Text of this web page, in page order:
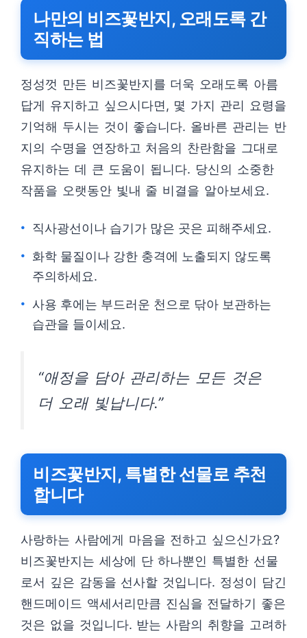
나만의 비즈꽃반지, 오래도록 간
직하는 법
정성껏 만든 비즈꽃반지를 더욱 오래도록 아름
답게 유지하고 싶으시다면, 몇 가지 관리 요령을
기억해 두시는 것이 좋습니다. 올바른 관리는 반
지의 수명을 연장하고 처음의 찬란함을 그대로
유지하는 데 큰 도움이 됩니다. 당신의 소중한
작품을 오랫동안 빛내 줄 비결을 알아보세요.
직사광선이나 습기가 많은 곳은 피해주세요.
화학 물질이나 강한 충격에 노출되지 않도록
주의하세요.
사용 후에는 부드러운 천으로 닦아 보관하는
습관을 들이세요.
“애정을 담아 관리하는 모든 것은
더 오래 빛납니다.”
비즈꽃반지, 특별한 선물로 추천
합니다
사랑하는 사람에게 마음을 전하고 싶으신가요?
비즈꽃반지는 세상에 단 하나뿐인 특별한 선물
로서 깊은 감동을 선사할 것입니다. 정성이 담긴
핸드메이드 액세서리만큼 진심을 전달하기 좋은
것은 없을 것입니다. 받는 사람의 취향을 고려하